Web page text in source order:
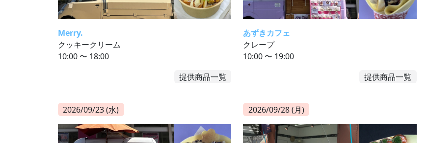
Merry.
クッキークリーム
10:00 〜 18:00
提供商品一覧
あずきカフェ
クレープ
10:00 〜 19:00
提供商品一覧
2026/09/23 (水) 2026/09/28 (月)